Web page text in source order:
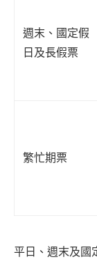
週末、國定假
日及長假票
繁忙期票
平日、週末及國